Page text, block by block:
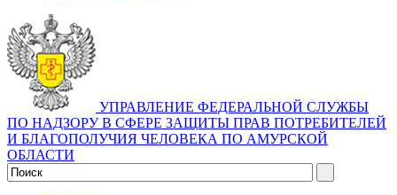
УПРАВЛЕНИЕ ФЕДЕРАЛЬНОЙ СЛУЖБЫ
ПО НАДЗОРУ В СФЕРЕ ЗАЩИТЫ ПРАВ ПОТРЕБИТЕЛЕЙ
И БЛАГОПОЛУЧИЯ ЧЕЛОВЕКА ПО АМУРСКОЙ
ОБЛАСТИ